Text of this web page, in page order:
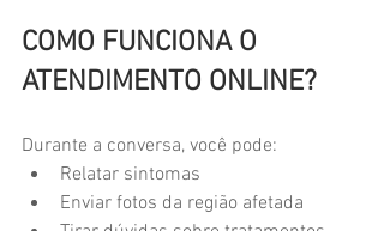
COMO FUNCIONA O
ATENDIMENTO ONLINE?
Durante a conversa, você pode:
Relatar sintomas
Enviar fotos da região afetada